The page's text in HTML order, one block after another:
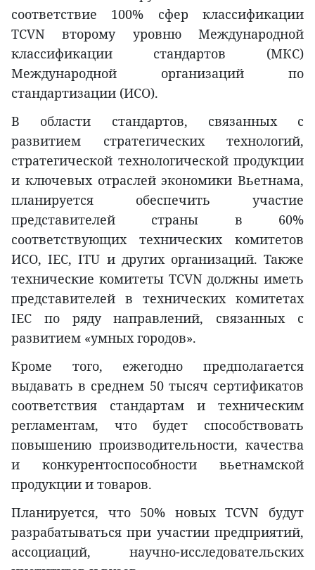
соответствие 100% сфер классификации
TCVN второму уровню Международной
классификации стандартов (МКС)
Международной организаций по
стандартизации (ИСО).
В области стандартов, связанных с
развитием стратегических технологий,
стратегической технологической продукции
и ключевых отраслей экономики Вьетнама,
планируется обеспечить участие
представителей страны в 60%
соответствующих технических комитетов
ИСО, IEC, ITU и других организаций. Также
технические комитеты TCVN должны иметь
представителей в технических комитетах
IEC по ряду направлений, связанных с
развитием «умных городов».
Кроме того, ежегодно предполагается
выдавать в среднем 50 тысяч сертификатов
соответствия стандартам и техническим
регламентам, что будет способствовать
повышению производительности, качества
и конкурентоспособности вьетнамской
продукции и товаров.
Планируется, что 50% новых TCVN будут
разрабатываться при участии предприятий,
ассоциаций, научно-исследовательских